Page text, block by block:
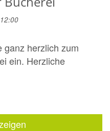
ganz herzlich zum
ein. Herzliche